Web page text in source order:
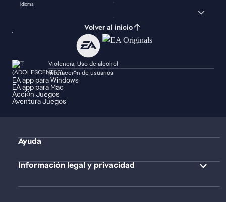
Idioma
Volver al inicio
Violencia, Uso de alcohol
Interacción de usuarios
EA app para Windows
EA app para Mac
Acción Juegos
Aventura Juegos
Ayuda
Información legal y privacidad